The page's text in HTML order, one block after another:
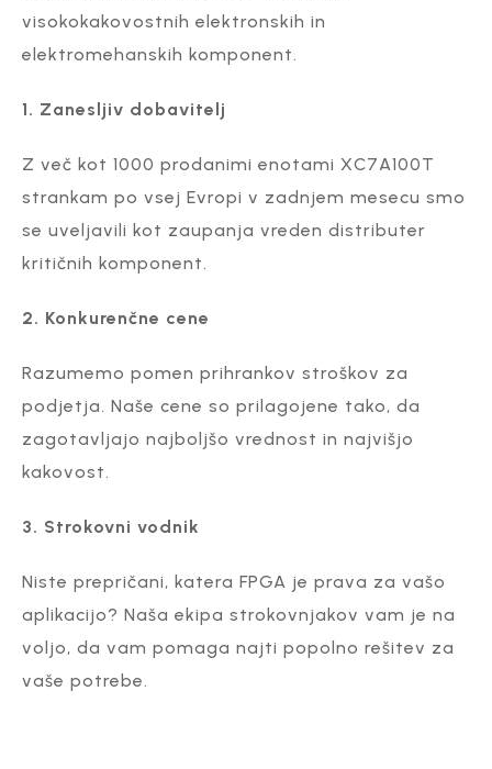
visokokakovostnih elektronskih in
elektromehanskih komponent.
1. Zanesljiv dobavitelj
Z več kot 1000 prodanimi enotami XC7A100T
strankam po vsej Evropi v zadnjem mesecu smo
se uveljavili kot zaupanja vreden distributer
kritičnih komponent.
2. Konkurenčne cene
Razumemo pomen prihrankov stroškov za
podjetja. Naše cene so prilagojene tako, da
zagotavljajo najboljšo vrednost in najvišjo
kakovost.
3. Strokovni vodnik
Niste prepričani, katera FPGA je prava za vašo
aplikacijo? Naša ekipa strokovnjakov vam je na
voljo, da vam pomaga najti popolno rešitev za
vaše potrebe.